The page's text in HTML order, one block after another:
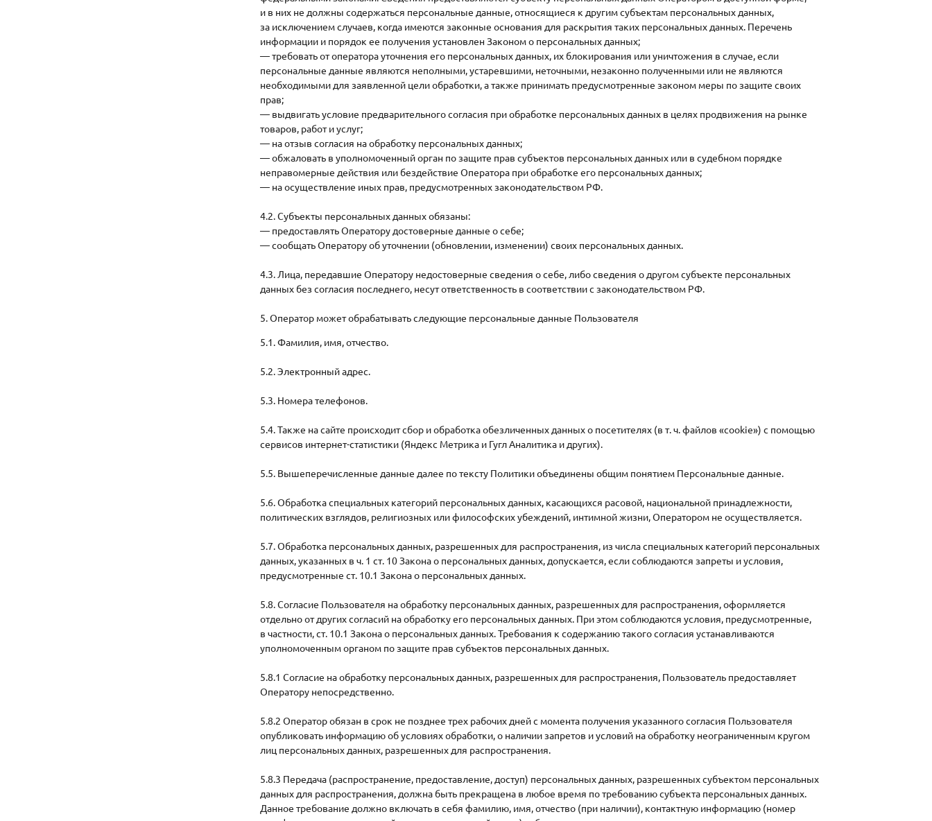
и в них не должны содержаться персональные данные, относящиеся к другим субъектам персональных данных,
за исключением случаев, когда имеются законные основания для раскрытия таких персональных данных. Перечень
информации и порядок ее получения установлен Законом о персональных данных;
— требовать от оператора уточнения его персональных данных, их блокирования или уничтожения в случае, если
персональные данные являются неполными, устаревшими, неточными, незаконно полученными или не являются
необходимыми для заявленной цели обработки, а также принимать предусмотренные законом меры по защите своих
прав;
— выдвигать условие предварительного согласия при обработке персональных данных в целях продвижения на рынке
товаров, работ и услуг;
— на отзыв согласия на обработку персональных данных;
— обжаловать в уполномоченный орган по защите прав субъектов персональных данных или в судебном порядке
неправомерные действия или бездействие Оператора при обработке его персональных данных;
— на осуществление иных прав, предусмотренных законодательством РФ.
4.2. Субъекты персональных данных обязаны:
— предоставлять Оператору достоверные данные о себе;
— сообщать Оператору об уточнении (обновлении, изменении) своих персональных данных.
4.3. Лица, передавшие Оператору недостоверные сведения о себе, либо сведения о другом субъекте персональных
данных без согласия последнего, несут ответственность в соответствии с законодательством РФ.
5. Оператор может обрабатывать следующие персональные данные Пользователя
5.1. Фамилия, имя, отчество.
5.2. Электронный адрес.
5.3. Номера телефонов.
5.4. Также на сайте происходит сбор и обработка обезличенных данных о посетителях (в т. ч. файлов «cookie») с помощью
сервисов интернет-статистики (Яндекс Метрика и Гугл Аналитика и других).
5.5. Вышеперечисленные данные далее по тексту Политики объединены общим понятием Персональные данные.
5.6. Обработка специальных категорий персональных данных, касающихся расовой, национальной принадлежности,
политических взглядов, религиозных или философских убеждений, интимной жизни, Оператором не осуществляется.
5.7. Обработка персональных данных, разрешенных для распространения, из числа специальных категорий персональных
данных, указанных в ч. 1 ст. 10 Закона о персональных данных, допускается, если соблюдаются запреты и условия,
предусмотренные ст. 10.1 Закона о персональных данных.
5.8. Согласие Пользователя на обработку персональных данных, разрешенных для распространения, оформляется
отдельно от других согласий на обработку его персональных данных. При этом соблюдаются условия, предусмотренные,
в частности, ст. 10.1 Закона о персональных данных. Требования к содержанию такого согласия устанавливаются
уполномоченным органом по защите прав субъектов персональных данных.
5.8.1 Согласие на обработку персональных данных, разрешенных для распространения, Пользователь предоставляет
Оператору непосредственно.
5.8.2 Оператор обязан в срок не позднее трех рабочих дней с момента получения указанного согласия Пользователя
опубликовать информацию об условиях обработки, о наличии запретов и условий на обработку неограниченным кругом
лиц персональных данных, разрешенных для распространения.
5.8.3 Передача (распространение, предоставление, доступ) персональных данных, разрешенных субъектом персональных
данных для распространения, должна быть прекращена в любое время по требованию субъекта персональных данных.
Данное требование должно включать в себя фамилию, имя, отчество (при наличии), контактную информацию (номер